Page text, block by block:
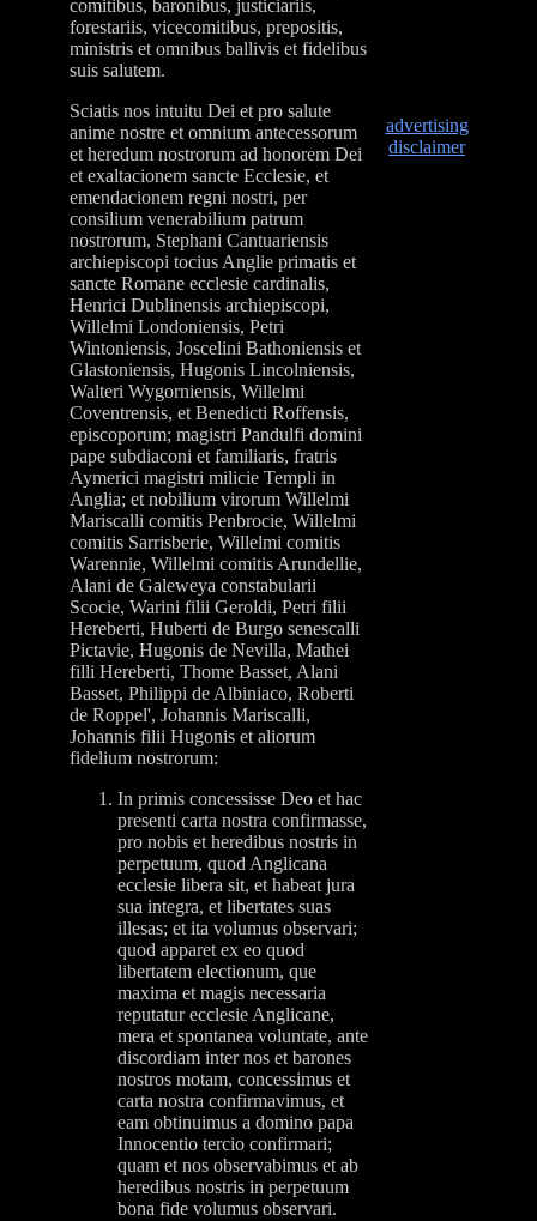
comitibus, baronibus, justiciariis,
forestariis, vicecomitibus, prepositis,
ministris et omnibus ballivis et fidelibus
suis salutem.
Sciatis nos intuitu Dei et pro salute
anime nostre et omnium antecessorum
et heredum nostrorum ad honorem Dei
et exaltacionem sancte Ecclesie, et
emendacionem regni nostri, per
consilium venerabilium patrum
nostrorum, Stephani Cantuariensis
archiepiscopi tocius Anglie primatis et
sancte Romane ecclesie cardinalis,
Henrici Dublinensis archiepiscopi,
Willelmi Londoniensis, Petri
Wintoniensis, Joscelini Bathoniensis et
Glastoniensis, Hugonis Lincolniensis,
Walteri Wygorniensis, Willelmi
Coventrensis, et Benedicti Roffensis,
episcoporum; magistri Pandulfi domini
pape subdiaconi et familiaris, fratris
Aymerici magistri milicie Templi in
Anglia; et nobilium virorum Willelmi
Mariscalli comitis Penbrocie, Willelmi
comitis Sarrisberie, Willelmi comitis
Warennie, Willelmi comitis Arundellie,
Alani de Galeweya constabularii
Scocie, Warini filii Geroldi, Petri filii
Hereberti, Huberti de Burgo senescalli
Pictavie, Hugonis de Nevilla, Mathei
filli Hereberti, Thome Basset, Alani
Basset, Philippi de Albiniaco, Roberti
de Roppel', Johannis Mariscalli,
Johannis filii Hugonis et aliorum
fidelium nostrorum:
In primis concessisse Deo et hac
presenti carta nostra confirmasse,
pro nobis et heredibus nostris in
perpetuum, quod Anglicana
ecclesie libera sit, et habeat jura
sua integra, et libertates suas
illesas; et ita volumus observari;
quod apparet ex eo quod
libertatem electionum, que
maxima et magis necessaria
reputatur ecclesie Anglicane,
mera et spontanea voluntate, ante
discordiam inter nos et barones
nostros motam, concessimus et
carta nostra confirmavimus, et
eam obtinuimus a domino papa
Innocentio tercio confirmari;
quam et nos observabimus et ab
heredibus nostris in perpetuum
bona fide volumus observari.
advertising
disclaimer